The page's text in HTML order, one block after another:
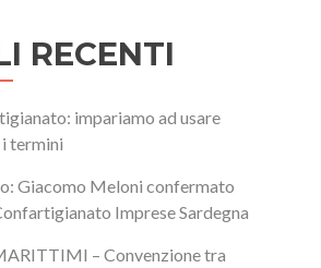
RECENTI
impariamo ad usare
termini
Giacomo Meloni confermato
Imprese Sardegna
– Convenzione tra